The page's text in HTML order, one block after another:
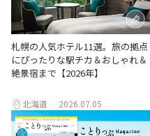
札幌の人気ホテル11選。旅の拠点
にぴったりな駅チカ＆おしゃれ＆
絶景宿まで【2026年】
北海道 2026.07.05